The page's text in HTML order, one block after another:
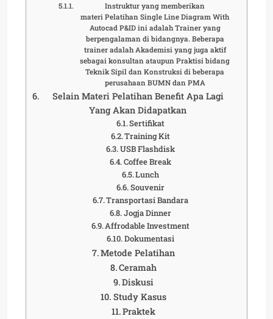
Instruktur yang memberikan
materi Pelatihan Single Line Diagram With
Autocad P&ID ini adalah Trainer yang
berpengalaman di bidangnya. Beberapa
trainer adalah Akademisi yang juga aktif
sebagai konsultan ataupun Praktisi bidang
Teknik Sipil dan Konstruksi di beberapa
perusahaan BUMN dan PMA
Selain Materi Pelatihan Benefit Apa Lagi
Yang Akan Didapatkan
Sertifikat
Training Kit
USB Flashdisk
Coffee Break
Lunch
Souvenir
Transportasi Bandara
Jogja Dinner
Affrodable Investment
Dokumentasi
Metode Pelatihan
Ceramah
Diskusi
Study Kasus
Praktek